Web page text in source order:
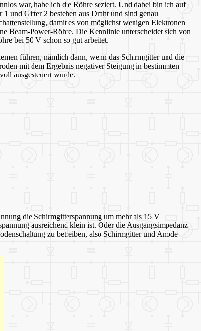
war, habe ich die Röhre seziert. Und dabei bin ich auf
und Gitter 2 bestehen aus Draht und sind genau
damit es von möglichst wenigen Elektronen
Beam-Power-Röhre. Die Kennlinie unterscheidet sich von
bei 50 V schon so gut arbeitet.
führen, nämlich dann, wenn das Schirmgitter und die
mit dem Ergebnis negativer Steigung in bestimmten
ausgesteuert wurde.
die Schirmgitterspannung um mehr als 15 V
ausreichend klein ist. Oder die Ausgangsimpedanz
zu betreiben, also Schirmgitter und Anode